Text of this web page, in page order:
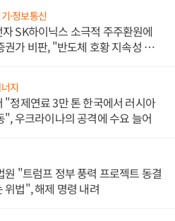
·정보통신
SK하이닉스 소극적 주주환원에
권가 비판, "반도체 호황 지속성 의
지
"정제연료 3만 톤 한국에서 러시아
", 우크라이나의 공격에 수요 늘어
원 "트럼프 정부 풍력 프로젝트 동결
위법", 해제 명령 내려